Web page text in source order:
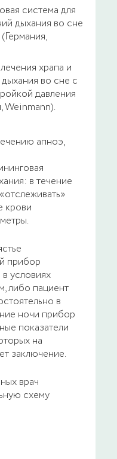
система для
дыхания во сне
храпа и
во сне с
давления
Weinmann).
апноэ,
в течение
крови
прибор
условиях
либо пациент
в
ночи прибор
показатели
на
заключение.
врач
схему